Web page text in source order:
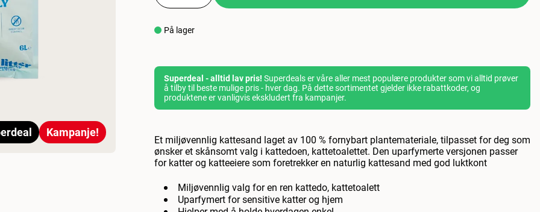
Kampanje!
På lager
Superdeal - alltid lav pris! Superdeals er våre aller mest populære produkter som vi alltid prøver
å tilby til beste mulige pris - hver dag. På dette sortimentet gjelder ikke rabattkoder, og
produktene er vanligvis ekskludert fra kampanjer.
Et miljøvennlig kattesand laget av 100 % fornybart plantemateriale, tilpasset for deg som
ønsker et skånsomt valg i kattedoen, kattetoalettet. Den uparfymerte versjonen passer
for katter og katteeiere som foretrekker en naturlig kattesand med god luktkont
Miljøvennlig valg for en ren kattedo, kattetoalett
Uparfymert for sensitive katter og hjem